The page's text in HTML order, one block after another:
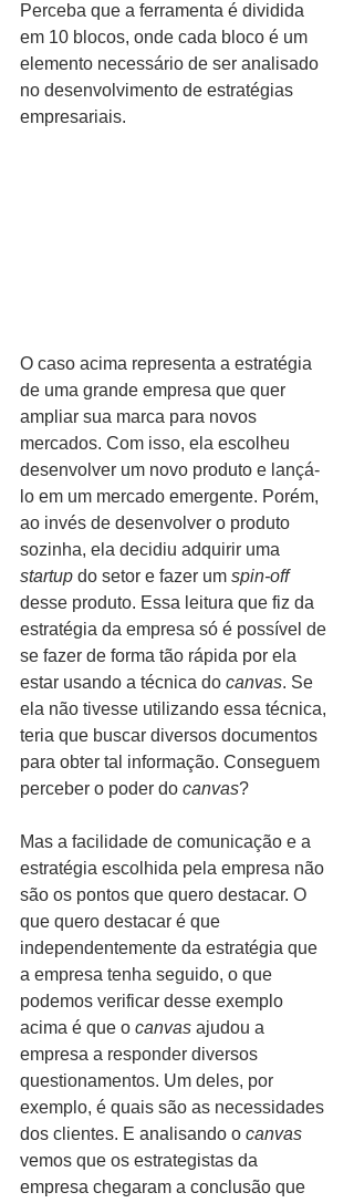
Perceba que a ferramenta é dividida
em 10 blocos, onde cada bloco é um
elemento necessário de ser analisado
no desenvolvimento de estratégias
empresariais.
O caso acima representa a estratégia
de uma grande empresa que quer
ampliar sua marca para novos
mercados. Com isso, ela escolheu
desenvolver um novo produto e lançá-
lo em um mercado emergente. Porém,
ao invés de desenvolver o produto
sozinha, ela decidiu adquirir uma
startup do setor e fazer um spin-off
desse produto. Essa leitura que fiz da
estratégia da empresa só é possível de
se fazer de forma tão rápida por ela
estar usando a técnica do canvas. Se
ela não tivesse utilizando essa técnica,
teria que buscar diversos documentos
para obter tal informação. Conseguem
perceber o poder do canvas?
Mas a facilidade de comunicação e a
estratégia escolhida pela empresa não
são os pontos que quero destacar. O
que quero destacar é que
independentemente da estratégia que
a empresa tenha seguido, o que
podemos verificar desse exemplo
acima é que o canvas ajudou a
empresa a responder diversos
questionamentos. Um deles, por
exemplo, é quais são as necessidades
dos clientes. E analisando o canvas
vemos que os estrategistas da
empresa chegaram a conclusão que